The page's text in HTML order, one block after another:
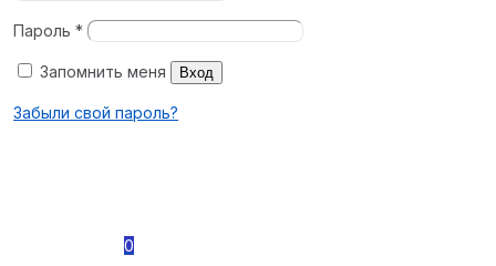
Пароль*
Запомнить меня Вход
Забыли свой пароль?
0